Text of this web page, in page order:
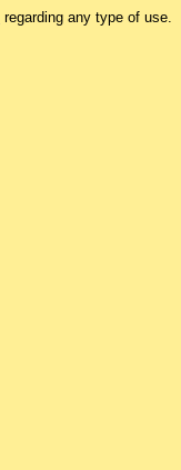
regarding any type of use.